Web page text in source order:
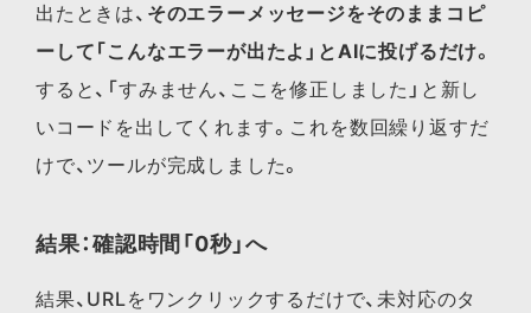
出たときは、 そのエラーメッセージをそのままコピ
ーして「こんなエラーが出たよ」とAIに投げるだけ。
すると、「すみません、ここを修正しました」と新し
いコードを出してくれます。これを数回繰り返すだ
けで、ツールが完成しました。
結果：確認時間「0秒」へ
結果、URLをワンクリックするだけで、未対応のタ